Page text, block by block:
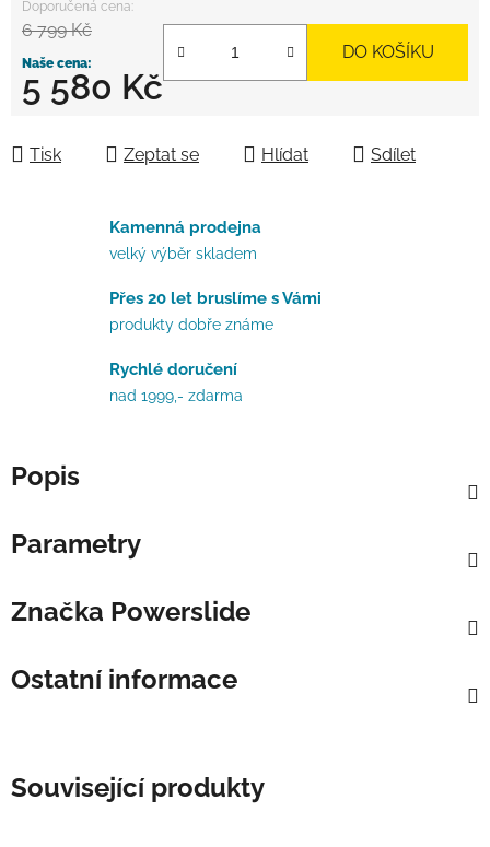
6 799 Kč
5 580 Kč
DO KOŠÍKU
Tisk Zeptat se Hlídat Sdílet
Kamenná prodejna
velký výběr skladem
Přes 20 let bruslíme s Vámi
produkty dobře známe
Rychlé doručení
nad 1999,- zdarma
Popis
Parametry
Značka Powerslide
Ostatní informace
Související produkty